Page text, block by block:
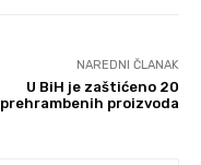
NAREDNI ČLANAK
U BiH je zaštićeno 20
prehrambenih proizvoda